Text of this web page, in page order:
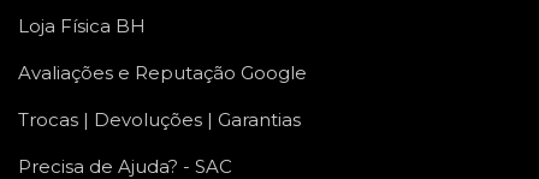
Loja Física BH
Avaliações e Reputação Google
Trocas | Devoluções | Garantias
Precisa de Ajuda? - SAC